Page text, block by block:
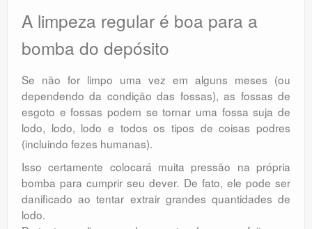
A limpeza regular é boa para a
bomba do depósito
Se não for limpo uma vez em alguns meses (ou
dependendo da condição das fossas), as fossas de
esgoto e fossas podem se tornar uma fossa suja de
lodo, lodo, lodo e todos os tipos de coisas podres
(incluindo fezes humanas).
Isso certamente colocará muita pressão na própria
bomba para cumprir seu dever. De fato, ele pode ser
danificado ao tentar extrair grandes quantidades de
lodo.